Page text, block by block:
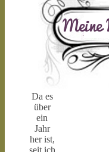
Da es
über
ein
Jahr
her ist,
seit ich